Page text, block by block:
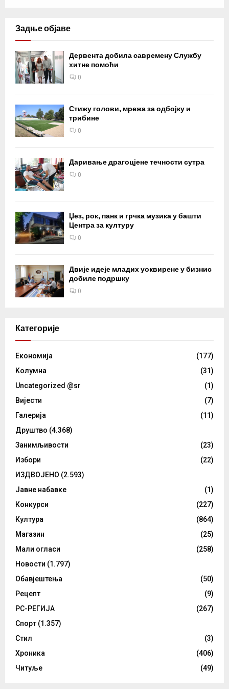
Задње објаве
Дервента добила савремену Службу
хитне помоћи
0
Стижу голови, мрежа за одбојку и
трибине
0
Даривање драгоцјене течности сутра
0
Џез, рок, панк и грчка музика у башти
Центра за културу
0
Двије идеје младих уоквирене у бизнис
добиле подршку
0
Категорије
Eкономија
(177)
Kолумнa
(31)
Uncategorized @sr
(1)
Вијести
(7)
Галерија
(11)
Друштво (4.368)
Занимљивости
(23)
Избори
(22)
ИЗДВОЈЕНО (2.593)
Јавне набавке
(1)
Конкурси
(227)
Култура
(864)
Магазин
(25)
Мали огласи
(258)
Новости (1.797)
Обавјештења
(50)
Рецепт
(9)
РС-РЕГИЈА
(267)
Спорт (1.357)
Стил
(3)
Хроника
(406)
Читуље
(49)